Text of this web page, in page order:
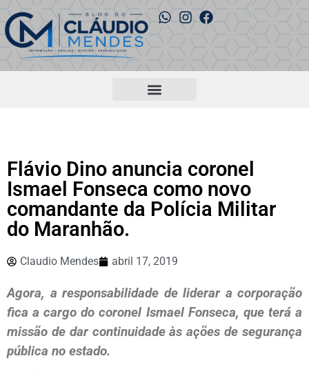
Flávio Dino anuncia coronel
Ismael Fonseca como novo
comandante da Polícia Militar
do Maranhão.
Claudio Mendes abril 17, 2019
Agora, a responsabilidade de liderar a corporação
fica a cargo do coronel Ismael Fonseca, que terá a
missão de dar continuidade às ações de segurança
pública no estado.